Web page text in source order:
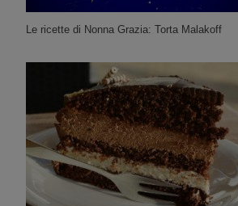
Le ricette di Nonna Grazia: Torta Malakoff